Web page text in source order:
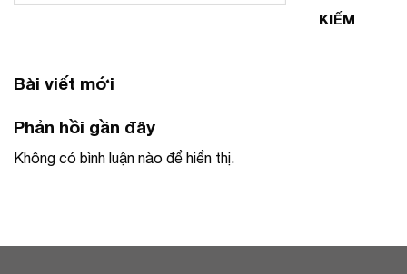
KIẾM
Bài viết mới
Phản hồi gần đây
Không có bình luận nào để hiển thị.